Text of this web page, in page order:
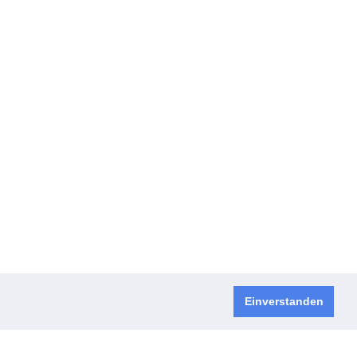
Einverstanden